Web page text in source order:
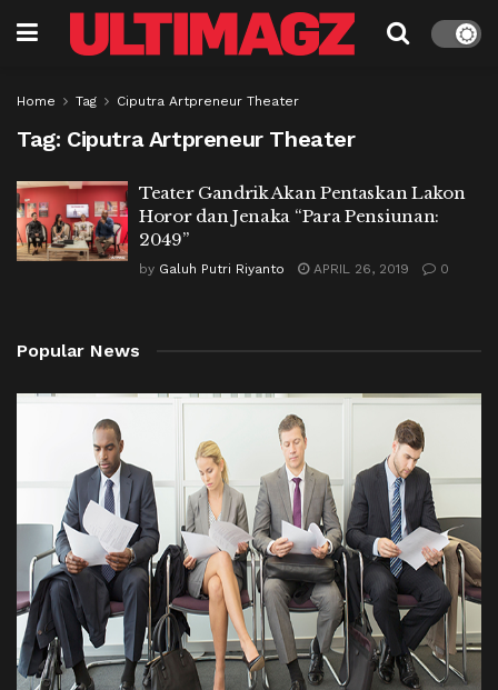
Home Tag Ciputra Artpreneur Theater
Tag: Ciputra Artpreneur Theater
Teater Gandrik Akan Pentaskan Lakon
Horor dan Jenaka “Para Pensiunan:
2049”
by Galuh Putri Riyanto APRIL 26, 2019 0
Popular News